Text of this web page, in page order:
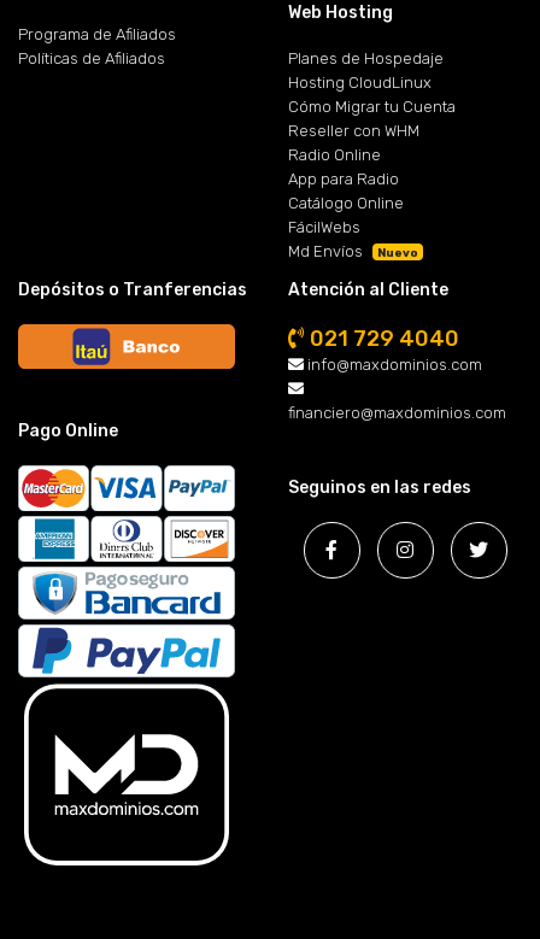
Programa de Afiliados
Políticas de Afiliados
Web Hosting
Planes de Hospedaje
Hosting CloudLinux
Cómo Migrar tu Cuenta
Reseller con WHM
Radio Online
App para Radio
Catálogo Online
FácilWebs
Md Envíos
Nuevo
Depósitos o Tranferencias
Pago Online
Atención al Cliente
021 729 4040
info@maxdominios.com
financiero@maxdominios.com
Seguinos en las redes